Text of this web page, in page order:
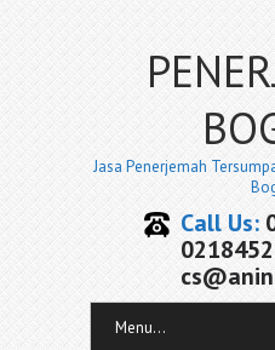
Jasa Penerjemah
Call Us:
Menu...